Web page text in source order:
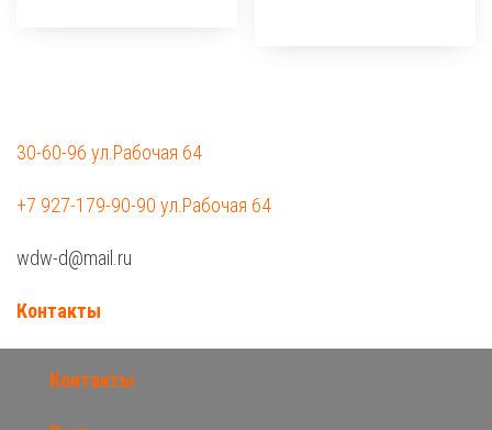
30-60-96 ул.Рабочая 64
+7 927-179-90-90 ул.Рабочая 64
wdw-d@mail.ru
Контакты
Контакты